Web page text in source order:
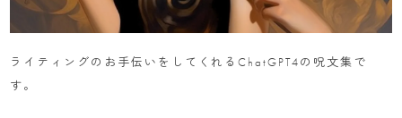
ライティングのお手伝いをしてくれるChatGPT4の呪文集で
す。